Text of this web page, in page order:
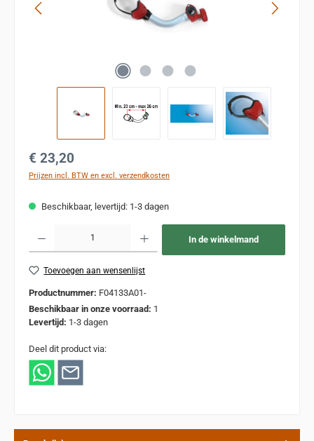
Normale prijs:
€ 23,20
Prijzen incl. BTW en excl. verzendkosten
Beschikbaar, levertijd: 1-3 dagen
In de winkelmand
Toevoegen aan wensenlijst
Productnummer: F04133A01-
Beschikbaar in onze voorraad: 1
Levertijd: 1-3 dagen
Deel dit product via: